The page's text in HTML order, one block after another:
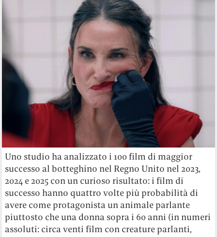
Uno studio ha analizzato i 100 film di maggior
successo al botteghino nel Regno Unito nel 2023,
2024 e 2025 con un curioso risultato: i film di
successo hanno quattro volte più probabilità di
avere come protagonista un animale parlante
piuttosto che una donna sopra i 60 anni (in numeri
assoluti: circa venti film con creature parlanti,